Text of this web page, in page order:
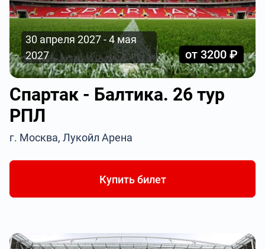
30 апреля 2027 - 4 мая
2027
от 3200 ₽
Спартак - Балтика. 26 тур
РПЛ
г. Москва, Лукойл Арена
Купить билет